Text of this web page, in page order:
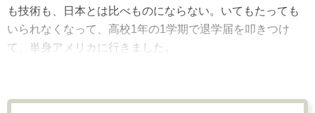
も技術も、日本とは比べものにならない。いてもたっても
いられなくなって、高校1年の1学期で退学届を叩きつけ
て、単身アメリカに行きました。